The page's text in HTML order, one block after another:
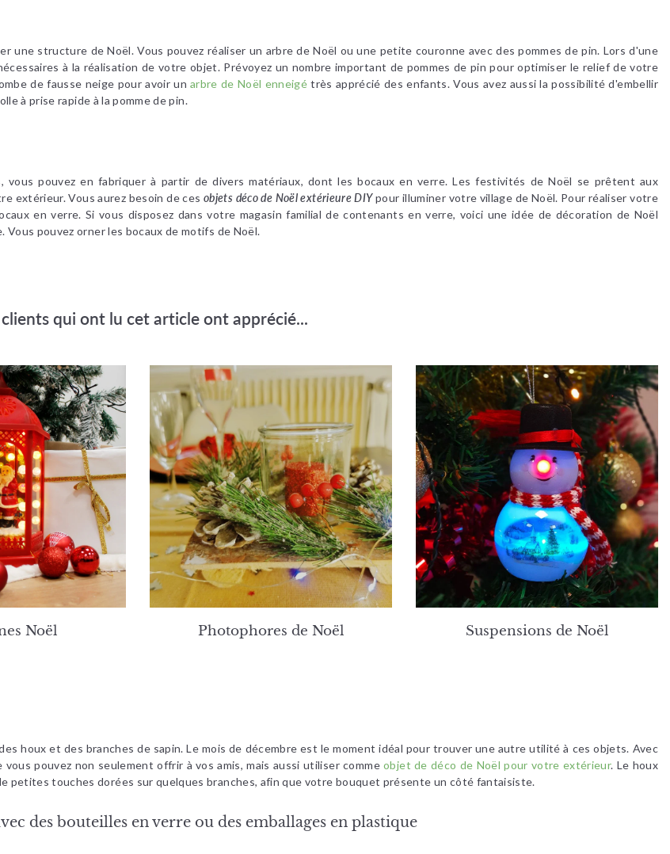
une structure de Noël. Vous pouvez réaliser un arbre de Noël ou une petite couronne avec des pommes de pin. Lors d'une
à la réalisation de votre objet. Prévoyez un nombre important de pommes de pin pour optimiser le relief de votre
de fausse neige pour avoir unarbre de Noël enneigé très apprécié des enfants. Vous avez aussi la possibilité d'embellir
à prise rapide à la pomme de pin.
vous pouvez en fabriquer à partir de divers matériaux, dont les bocaux en verre. Les festivités de Noël se prêtent aux
extérieur. Vous aurez besoin de ces objets déco de Noël extérieure DIYpour illuminer votre village de Noël. Pour réaliser votre
en verre. Si vous disposez dans votre magasin familial de contenants en verre, voici une idée de décoration de Noël
pouvez orner les bocaux de motifs de Noël.
qui ont lu cet article ont apprécié...
Noël Photophores de Noël Suspensions de Noël
houx et des branches de sapin. Le mois de décembre est le moment idéal pour trouver une autre utilité à ces objets. Avec
pouvez non seulement offrir à vos amis, mais aussi utiliser commeobjet de déco de Noël pour votre extérieur. Le houx
petites touches dorées sur quelques branches, afin que votre bouquet présente un côté fantaisiste.
des bouteilles en verre ou des emballages en plastique